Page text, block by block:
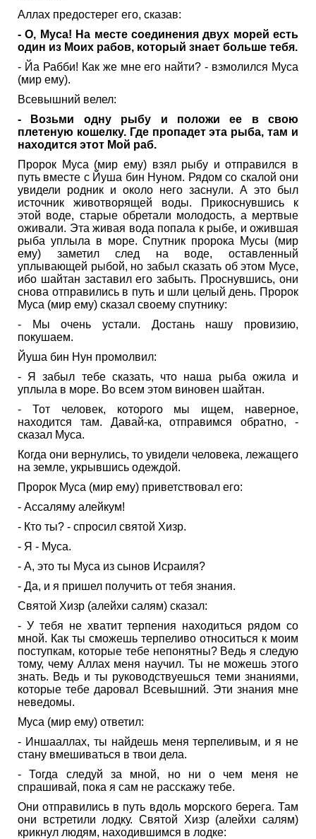
Аллах предостерег его, сказав:
- О, Муса! На месте соединения двух морей есть
один из Моих рабов, который знает больше тебя.
- Йа Рабби! Как же мне его найти? - взмолился Муса
(мир ему).
Всевышний велел:
- Возьми одну рыбу и положи ее в свою
плетеную кошелку. Где пропадет эта рыба, там и
находится этот Мой раб.
Пророк Муса (мир ему) взял рыбу и отправился в
путь вместе с Йуша бин Нуном. Рядом со скалой они
увидели родник и около него заснули. А это был
источник животворящей воды. Прикоснувшись к
этой воде, старые обретали молодость, а мертвые
оживали. Эта живая вода попала к рыбе, и ожившая
рыба уплыла в море. Спутник пророка Мусы (мир
ему) заметил след на воде, оставленный
уплывающей рыбой, но забыл сказать об этом Мусе,
ибо шайтан заставил его забыть. Проснувшись, они
снова отправились в путь и шли целый день. Пророк
Муса (мир ему) сказал своему спутнику:
- Мы очень устали. Достань нашу провизию,
покушаем.
Йуша бин Нун промолвил:
- Я забыл тебе сказать, что наша рыба ожила и
уплыла в море. Во всем этом виновен шайтан.
- Тот человек, которого мы ищем, наверное,
находится там. Давай-ка, отправимся обратно, -
сказал Муса.
Когда они вернулись, то увидели человека, лежащего
на земле, укрывшись одеждой.
Пророк Муса (мир ему) приветствовал его:
- Ассаляму алейкум!
- Кто ты? - спросил святой Хизр.
- Я - Муса.
- А, это ты Муса из сынов Исраиля?
- Да, и я пришел получить от тебя знания.
Святой Хизр (алейхи салям) сказал:
- У тебя не хватит терпения находиться рядом со
мной. Как ты сможешь терпеливо относиться к моим
поступкам, которые тебе непонятны? Ведь я следую
тому, чему Аллах меня научил. Ты не можешь этого
знать. Ведь и ты руководствуешься теми знаниями,
которые тебе даровал Всевышний. Эти знания мне
неведомы.
Муса (мир ему) ответил:
- Иншааллах, ты найдешь меня терпеливым, и я не
стану вмешиваться в твои дела.
- Тогда следуй за мной, но ни о чем меня не
спрашивай, пока я сам не расскажу тебе.
Они отправились в путь вдоль морского берега. Там
они встретили лодку. Святой Хизр (алейхи салям)
крикнул людям, находившимся в лодке: